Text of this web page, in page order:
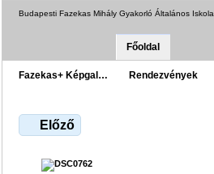
Budapesti Fazekas Mihály Gyakorló Általános
Főoldal
Fazekas+ Képgal… Rendezvények
Előző